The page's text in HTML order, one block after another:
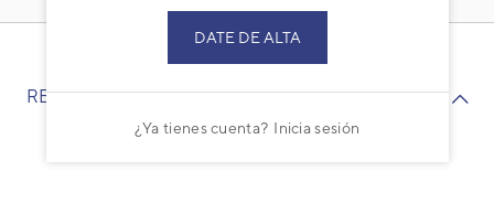
DATE DE ALTA
¿Ya tienes cuenta? Inicia sesión
RECAMBIOS